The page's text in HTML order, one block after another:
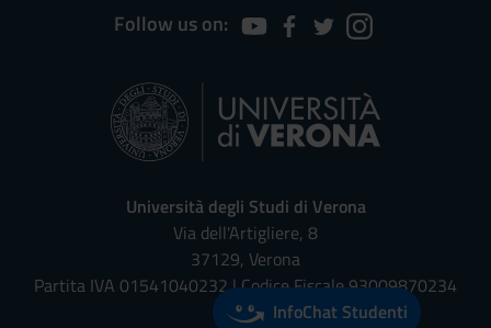
Follow us on:
Università degli Studi di Verona
Via dell'Artigliere, 8
37129, Verona
Partita IVA 01541040232 | Codice Fiscale 93009870234
InfoChat Studenti